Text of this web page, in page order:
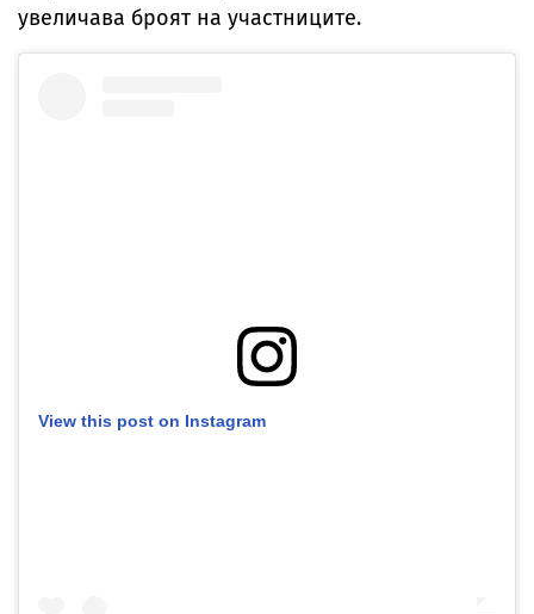
увеличава броят на участниците.
View this post on Instagram